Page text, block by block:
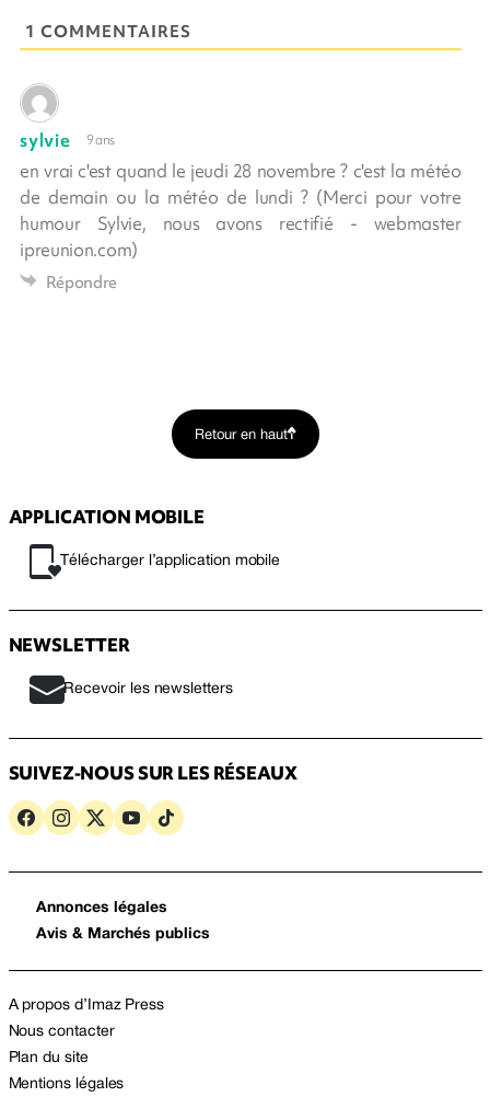
1 COMMENTAIRES
sylvie 9 ans
en vrai c'est quand le jeudi 28 novembre ? c'est la météo
de demain ou la météo de lundi ? (Merci pour votre
humour Sylvie, nous avons rectifié - webmaster
ipreunion.com)
Répondre
Retour en haut
APPLICATION MOBILE
Télécharger l’application mobile
NEWSLETTER
Recevoir les newsletters
SUIVEZ-NOUS SUR LES RÉSEAUX
Annonces légales
Avis & Marchés publics
A propos d’Imaz Press
Nous contacter
Plan du site
Mentions légales